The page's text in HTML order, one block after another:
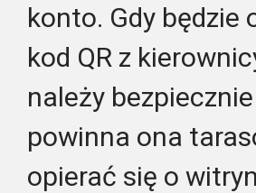
konto. Gdy będzie
kod QR z
należy
powinna ona
opierać się o